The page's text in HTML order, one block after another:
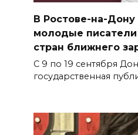
В Ростове-на-Дону
молодые писатели
стран ближнего
С 9 по 19 сентября
государственная